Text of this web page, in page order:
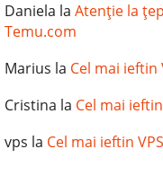
Daniela la Atenție la
Temu.com
Marius la Cel mai ieftin
Cristina la Cel mai
vps la Cel mai ieftin